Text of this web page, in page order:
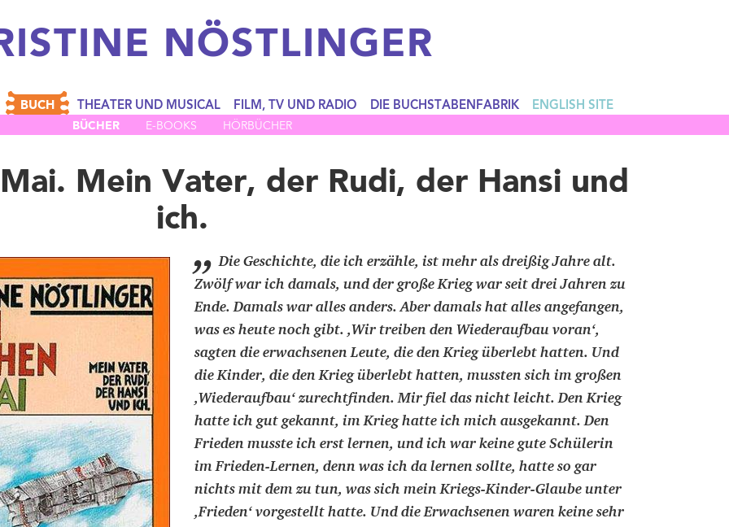
NÖSTLINGER
BUCH THEATER UND MUSICAL FILM, TV UND RADIO DIE BUCHSTABENFABRIK ENGLISH SITE
BÜCHER E-BOOKS HÖRBÜCHER
Mein Vater, der Rudi, der Hansi und
ich.
„ Die Geschichte, die ich erzähle, ist mehr als dreißig Jahre alt.
Zwölf war ich damals, und der große Krieg war seit drei Jahren zu
Ende. Damals war alles anders. Aber damals hat alles angefangen,
was es heute noch gibt. ,Wir treiben den Wiederaufbau voran‘,
sagten die erwachsenen Leute, die den Krieg überlebt hatten. Und
die Kinder, die den Krieg überlebt hatten, mussten sich im großen
,Wiederaufbau‘ zurechtfinden. Mir fiel das nicht leicht. Den Krieg
hatte ich gut gekannt, im Krieg hatte ich mich ausgekannt. Den
Frieden musste ich erst lernen, und ich war keine gute Schülerin
im Frieden-Lernen, denn was ich da lernen sollte, hatte so gar
nichts mit dem zu tun, was sich mein Kriegs-Kinder-Glaube unter
,Frieden‘ vorgestellt hatte. Und die Erwachsenen waren keine sehr